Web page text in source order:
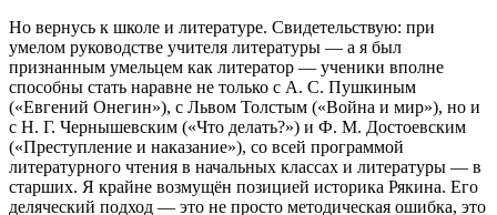
Но вернусь к школе и литературе. Свидетельствую: при
умелом руководстве учителя литературы — а я был
признанным умельцем как литератор — ученики вполне
способны стать наравне не только с А. С. Пушкиным
(«Евгений Онегин»), с Львом Толстым («Война и мир»), но и
с Н. Г. Чернышевским («Что делать?») и Ф. М. Достоевским
(«Преступление и наказание»), со всей программой
литературного чтения в начальных классах и литературы — в
старших. Я крайне возмущён позицией историка Рякина. Его
деляческий подход — это не просто методическая ошибка, это